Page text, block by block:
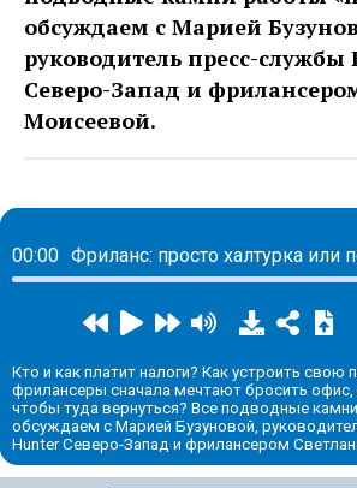
обсуждаем с Марией
руководитель пресс-службы
Северо-Запад и
Моисеевой.
00:00
Кто и как платит налоги? Как устроить свою
фрилансеры сначала мечтают бросить офис,
чтобы туда вернуться? Все подводные
обсуждаем с Марией Бузуновой,
Hunter Северо-Запад и фрилансером